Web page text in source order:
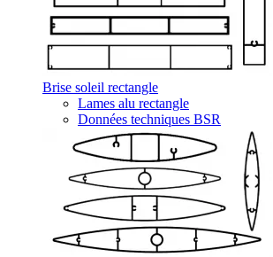
Brise soleil rectangle
Lames alu rectangle
Données techniques BSR